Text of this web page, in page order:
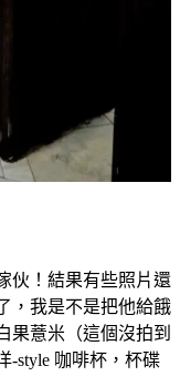
伙！結果有些照片還
，我是不是把他給餓
果薏米（這個沒拍到
-style 咖啡杯，杯碟